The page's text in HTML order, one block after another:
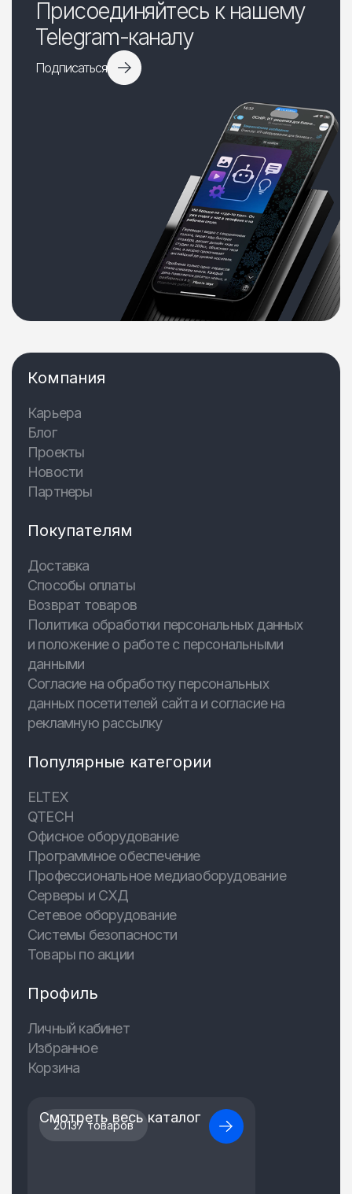
Присоединяйтесь к нашему
Telegram-каналу
Подписаться
Компания
Карьера
Блог
Проекты
Новости
Партнеры
Покупателям
Доставка
Способы оплаты
Возврат товаров
Политика обработки персональных данных
и положение о работе с персональными
данными
Согласие на обработку персональных
данных посетителей сайта и согласие на
рекламную рассылку
Популярные категории
ELTEX
QTECH
Офисное оборудование
Программное обеспечение
Профессиональное медиаоборудование
Серверы и СХД
Сетевое оборудование
Системы безопасности
Товары по акции
Профиль
Личный кабинет
Избранное
Корзина
20137 товаров
Смотреть весь каталог